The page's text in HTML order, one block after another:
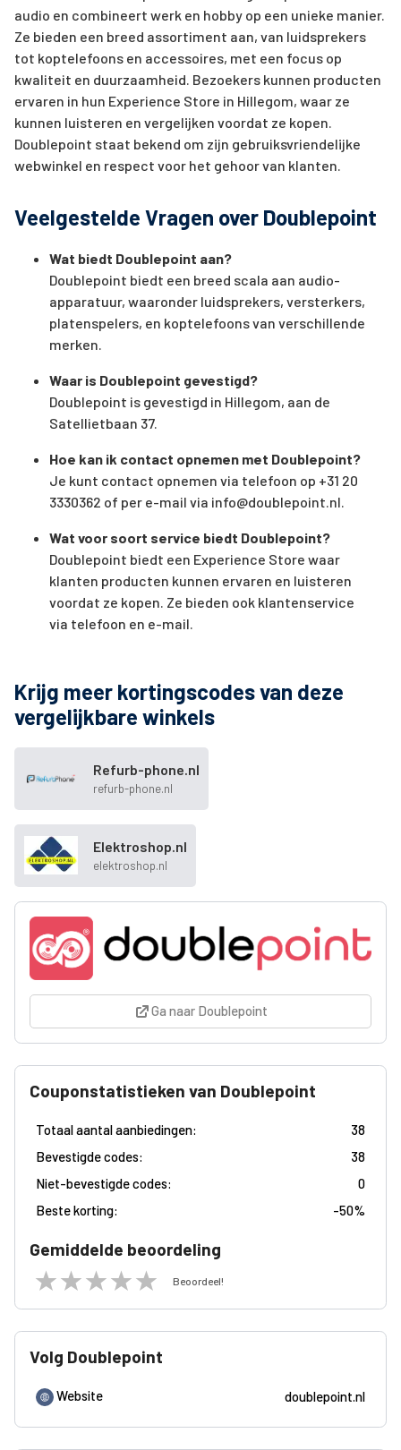
audio en combineert werk en hobby op een unieke manier.
Ze bieden een breed assortiment aan, van luidsprekers
tot koptelefoons en accessoires, met een focus op
kwaliteit en duurzaamheid. Bezoekers kunnen producten
ervaren in hun Experience Store in Hillegom, waar ze
kunnen luisteren en vergelijken voordat ze kopen.
Doublepoint staat bekend om zijn gebruiksvriendelijke
webwinkel en respect voor het gehoor van klanten.
Veelgestelde Vragen over Doublepoint
Wat biedt Doublepoint aan?
Doublepoint biedt een breed scala aan audio-
apparatuur, waaronder luidsprekers, versterkers,
platenspelers, en koptelefoons van verschillende
merken.
Waar is Doublepoint gevestigd?
Doublepoint is gevestigd in Hillegom, aan de
Satellietbaan 37.
Hoe kan ik contact opnemen met Doublepoint?
Je kunt contact opnemen via telefoon op +31 20
3330362 of per e-mail via info@doublepoint.nl.
Wat voor soort service biedt Doublepoint?
Doublepoint biedt een Experience Store waar
klanten producten kunnen ervaren en luisteren
voordat ze kopen. Ze bieden ook klantenservice
via telefoon en e-mail.
Krijg meer kortingscodes van deze
vergelijkbare winkels
Refurb-phone.nl
refurb-phone.nl
Elektroshop.nl
elektroshop.nl
Ga naar Doublepoint
Couponstatistieken van Doublepoint
Totaal aantal aanbiedingen:
38
Bevestigde codes:
38
Niet-bevestigde codes:
0
Beste korting:
-50%
Gemiddelde beoordeling
Beoordeel!
Volg Doublepoint
Website doublepoint.nl